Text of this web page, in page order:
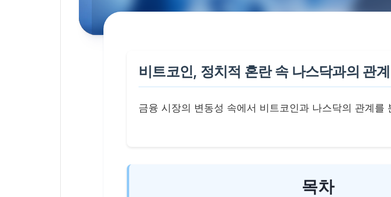
비트코인, 정치적 혼란 속 나스닥과의 관
금융 시장의 변동성 속에서 비트코인과 나스닥의 관계를
목차